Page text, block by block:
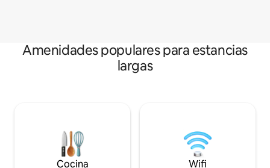
Amenidades populares para estancias
largas
Cocina Wifi